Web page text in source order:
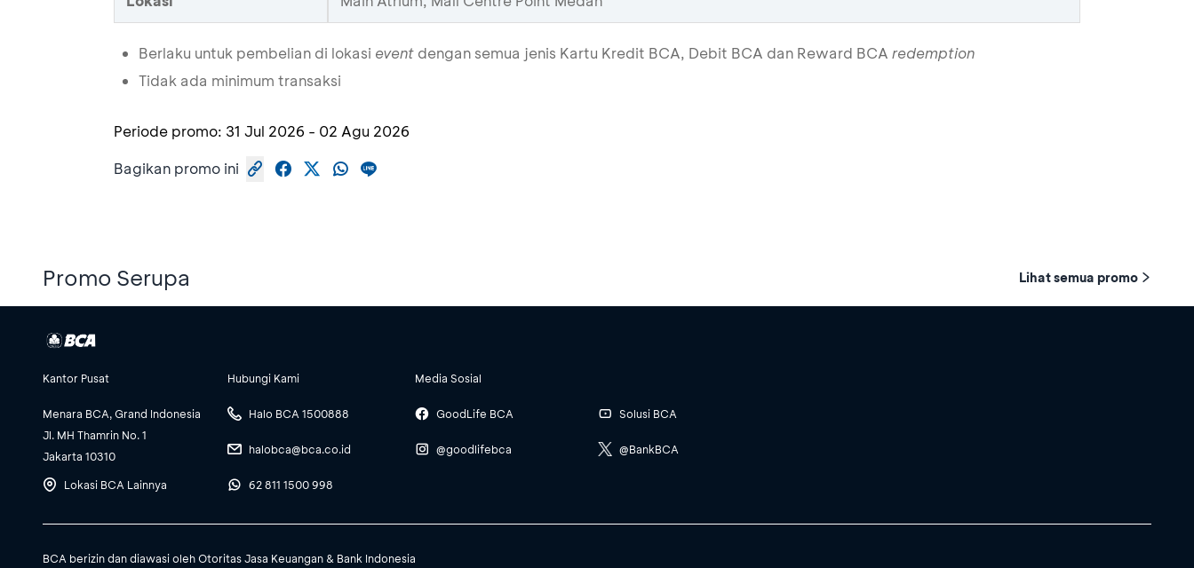
Berlaku untuk pembelian di lokasi event dengan semua jenis Kartu Kredit BCA, Debit BCA dan Reward BCA redemption
Tidak ada minimum transaksi
Periode promo: 31 Jul 2026 - 02 Agu 2026
Bagikan promo ini
Promo Serupa Lihat semua promo
Kantor Pusat
Menara BCA, Grand Indonesia
Jl. MH Thamrin No. 1
Jakarta 10310
Lokasi BCA Lainnya
Hubungi Kami
Halo BCA 1500888
halobca@bca.co.id
62 811 1500 998
Media Sosial
GoodLife BCA
@goodlifebca
Solusi BCA
@BankBCA
BCA berizin dan diawasi oleh Otoritas Jasa Keuangan & Bank Indonesia